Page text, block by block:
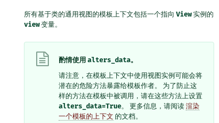
所有基于类的通用视图的模板上下文包括一个指向View实例的
view变量。
酌情使用alters_data。
请注意，在模板上下文中使用视图实例可能会将
潜在的危险方法暴露给模板作者。 为了防止这
样的方法在模板中被调用，请在这些方法上设置
alters_data=True。 更多信息，请阅读渲染
一个模板的上下文 的文档。